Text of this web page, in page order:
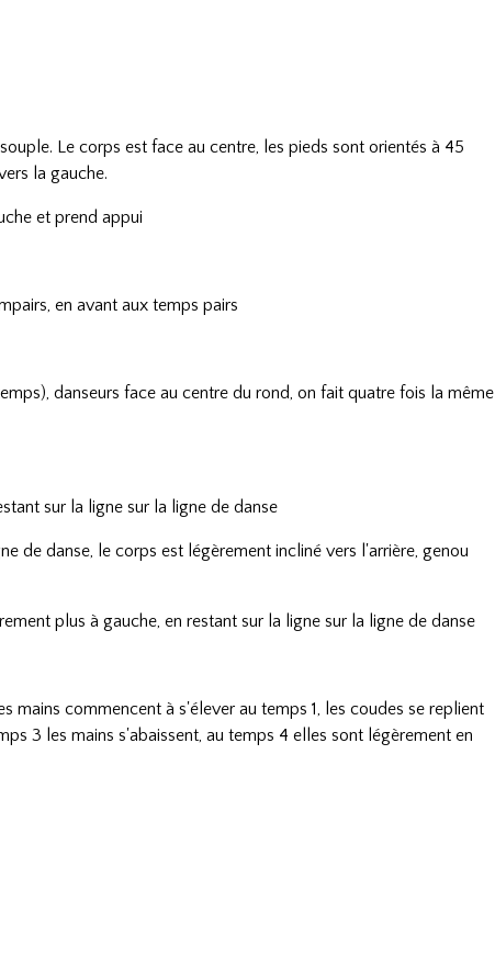
Le corps est face au centre, les pieds sont orientés à 45
la gauche.
et prend appui
en avant aux temps pairs
danseurs face au centre du rond, on fait quatre fois la même
sur la ligne sur la ligne de danse
de danse, le corps est légèrement incliné vers l'arrière, genou
plus à gauche, en restant sur la ligne sur la ligne de danse
mains commencent à s'élever au temps 1, les coudes se replient
3 les mains s'abaissent, au temps 4 elles sont légèrement en